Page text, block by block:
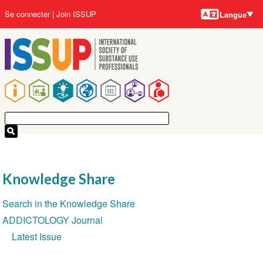
au
contenu
principal
Main
navigation
User
account
menu
Se connecter Join ISSUP Langues
Langue
Knowledge Share
Section
navigation
Search in the Knowledge Share
ADDICTOLOGY Journal
Latest Issue